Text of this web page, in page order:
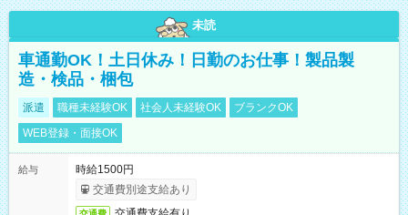
未読
車通勤OK！土日休み！日勤のお仕事！製品製
造・検品・梱包
派遣 職種未経験OK 社会人未経験OK
ブランクOK
WEB登録・面接OK
給与
時給1500円
交通費別途支給あり